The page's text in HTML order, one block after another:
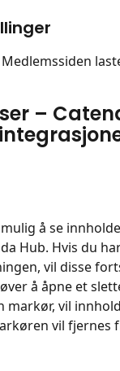
–
å se
Hub. Hvis du
vil disse
å åpne et
markør, vil
vil fjernes